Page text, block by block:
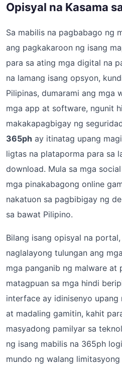
Opisyal na Kasama
Sa mabilis na pagbabago ng
ang pagkakaroon ng isang
para sa ating mga digital na
na lamang isang opsyon,
Pilipinas, dumarami ang mga
mga app at software, ngunit
makakapagbigay ng
365ph ay itinatag upang
ligtas na plataporma para sa
download. Mula sa mga
mga pinakabagong online
nakatuon sa pagbibigay ng
sa bawat Pilipino.
Bilang isang opisyal na
naglalayong tulungan ang
mga panganib ng malware at
matagpuan sa mga hindi
interface ay idinisenyo upang
at madaling gamitin, kahit
masyadong pamilyar sa
ng isang mabilis na 365ph
mundo ng walang